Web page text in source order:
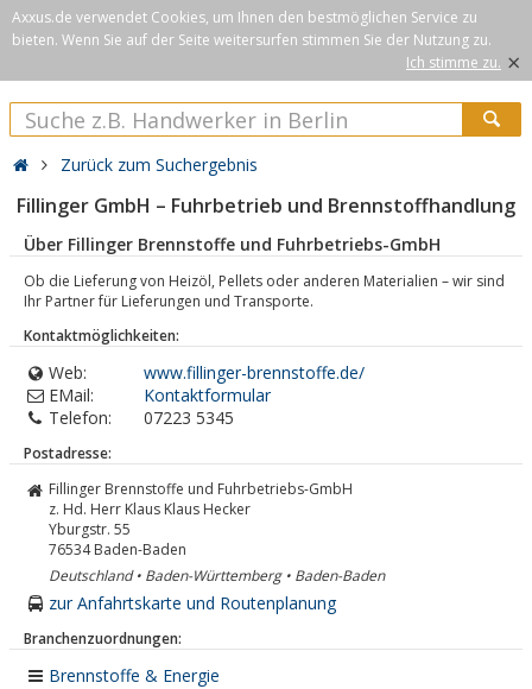
Axxus.de verwendet Cookies, um Ihnen den bestmöglichen Service zu
bieten. Wenn Sie auf der Seite weitersurfen stimmen Sie der Nutzung zu.
Ich stimme zu. ×
Zurück zum Suchergebnis
Fillinger GmbH – Fuhrbetrieb und Brennstoffhandlung
Über Fillinger Brennstoffe und Fuhrbetriebs-GmbH
Ob die Lieferung von Heizöl, Pellets oder anderen Materialien – wir sind
Ihr Partner für Lieferungen und Transporte.
Kontaktmöglichkeiten:
Web:
www.fillinger-brennstoffe.de/
EMail:
Kontaktformular
Telefon:
07223 5345
Postadresse:
Fillinger Brennstoffe und Fuhrbetriebs-GmbH
z. Hd. Herr Klaus Klaus Hecker
Yburgstr. 55
76534 Baden-Baden
Deutschland • Baden-Württemberg • Baden-Baden
zur Anfahrtskarte und Routenplanung
Branchenzuordnungen:
Brennstoffe & Energie